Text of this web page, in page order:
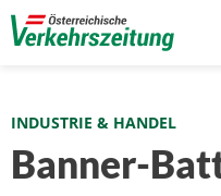
INDUSTRIE & HANDEL
Banner-